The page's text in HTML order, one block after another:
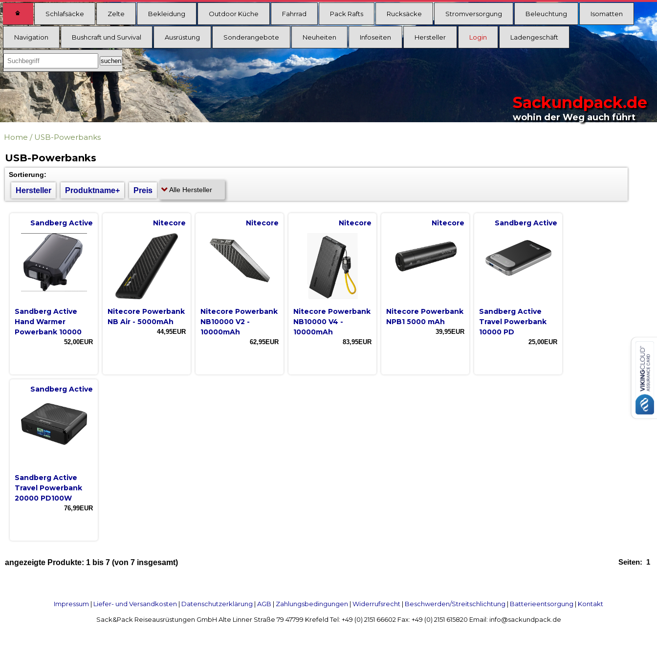
Schlafsäcke Zelte Bekleidung Outdoor Küche Fahrrad Pack Rafts Rucksäcke Stromversorgung Beleuchtung Isomatten
Navigation Bushcraft und Survival Ausrüstung Sonderangebote Neuheiten Infoseiten Hersteller Login Ladengeschäft
Sackundpack.de
wohin der Weg auch führt
Home / USB-Powerbanks
USB-Powerbanks
Sortierung:
Hersteller Produktname+ Preis
Sandberg Active
Sandberg Active
Hand Warmer
Powerbank 10000
52,00EUR
Nitecore
Nitecore Powerbank
NB Air - 5000mAh
44,95EUR
Nitecore
Nitecore Powerbank
NB10000 V2 -
10000mAh
62,95EUR
Nitecore
Nitecore Powerbank
NB10000 V4 -
10000mAh
83,95EUR
Nitecore
Nitecore Powerbank
NPB1 5000 mAh
39,95EUR
Sandberg Active
Sandberg Active
Travel Powerbank
10000 PD
25,00EUR
Sandberg Active
Sandberg Active
Travel Powerbank
20000 PD100W
76,99EUR
Seiten: 1
angezeigte Produkte: 1 bis 7 (von 7 insgesamt)
Impressum | Liefer- und Versandkosten | Datenschutzerklärung | AGB | Zahlungsbedingungen | Widerrufsrecht | Beschwerden/Streitschlichtung | Batterieentsorgung | Kontakt
Sack&Pack Reiseausrüstungen GmbH Alte Linner Straße 79 47799 Krefeld Tel: +49 (0) 2151 66602 Fax: +49 (0) 2151 615820 Email: info@sackundpack.de